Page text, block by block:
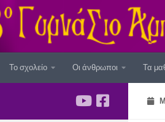
Το σχολείο Οι άνθρωποι Τα